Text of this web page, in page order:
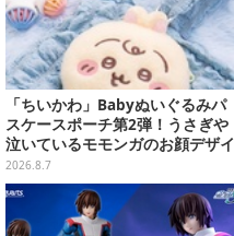
「ちいかわ」Babyぬいぐるみパ
スケースポーチ第2弾！うさぎや
泣いているモモンガのお顔デザイ
ン全4種が8月下旬プライズ展開
2026.8.7